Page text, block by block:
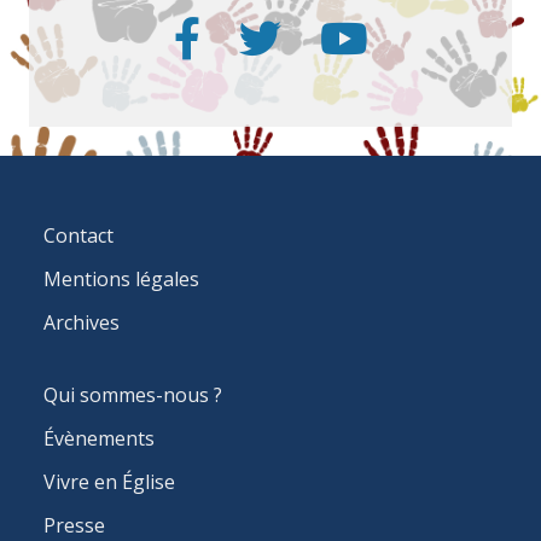
MENU
Contact
Mentions légales
Archives
NAVIGATION
Qui sommes-nous ?
Évènements
Vivre en Église
Presse